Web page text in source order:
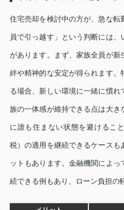
住宅売却を検討中の方が、急な転
員で引っ越す」という判断には、
があります。まず、家族全員が新
絆や精神的な安定が得られます。
る場合、新しい環境に一緒に慣れ
族の一体感が維持できる点は大き
に誰も住まない状態を避けるこ
税）の適用を継続できるケースも
ットもあります。金融機関によ
続できる例もあり、ローン負担の